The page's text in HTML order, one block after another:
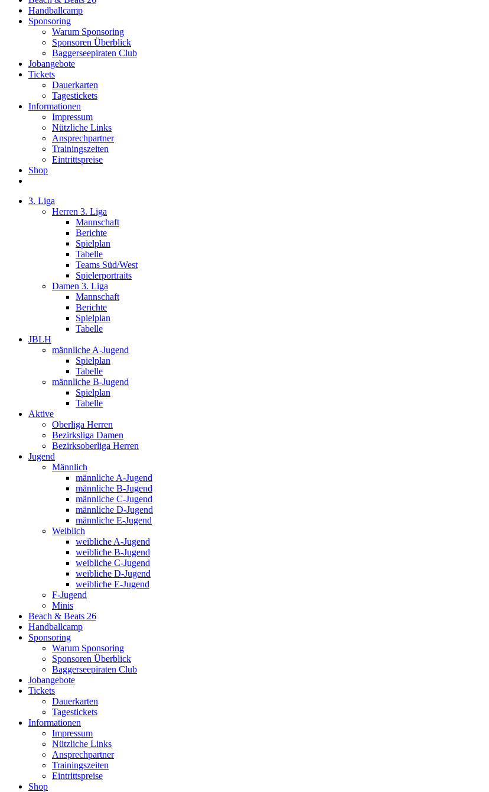
Handballcamp
Sponsoring
Warum Sponsoring
Sponsoren Überblick
Baggerseepiraten Club
Jobangebote
Tickets
Dauerkarten
Tagestickets
Informationen
Impressum
Nützliche Links
Ansprechpartner
Trainingszeiten
Eintrittspreise
Shop
3. Liga
Herren 3. Liga
Mannschaft
Berichte
Spielplan
Tabelle
Teams Süd/West
Spielerportraits
Damen 3. Liga
Mannschaft
Berichte
Spielplan
Tabelle
JBLH
männliche A-Jugend
Spielplan
Tabelle
männliche B-Jugend
Spielplan
Tabelle
Aktive
Oberliga Herren
Bezirksliga Damen
Bezirksoberliga Herren
Jugend
Männlich
männliche A-Jugend
männliche B-Jugend
männliche C-Jugend
männliche D-Jugend
männliche E-Jugend
Weiblich
weibliche A-Jugend
weibliche B-Jugend
weibliche C-Jugend
weibliche D-Jugend
weibliche E-Jugend
F-Jugend
Minis
Beach & Beats 26
Handballcamp
Sponsoring
Warum Sponsoring
Sponsoren Überblick
Baggerseepiraten Club
Jobangebote
Tickets
Dauerkarten
Tagestickets
Informationen
Impressum
Nützliche Links
Ansprechpartner
Trainingszeiten
Eintrittspreise
Shop